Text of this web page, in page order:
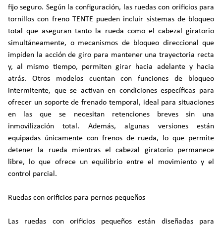
fijo seguro. Según la configuración, las ruedas con orificios para
tornillos con freno TENTE pueden incluir sistemas de bloqueo
total que aseguran tanto la rueda como el cabezal giratorio
simultáneamente, o mecanismos de bloqueo direccional que
impiden la acción de giro para mantener una trayectoria recta
y, al mismo tiempo, permiten girar hacia adelante y hacia
atrás. Otros modelos cuentan con funciones de bloqueo
intermitente, que se activan en condiciones específicas para
ofrecer un soporte de frenado temporal, ideal para situaciones
en las que se necesitan retenciones breves sin una
inmovilización total. Además, algunas versiones están
equipadas únicamente con frenos de rueda, lo que permite
detener la rueda mientras el cabezal giratorio permanece
libre, lo que ofrece un equilibrio entre el movimiento y el
control parcial.
Ruedas con orificios para pernos pequeños
Las ruedas con orificios pequeños están diseñadas para